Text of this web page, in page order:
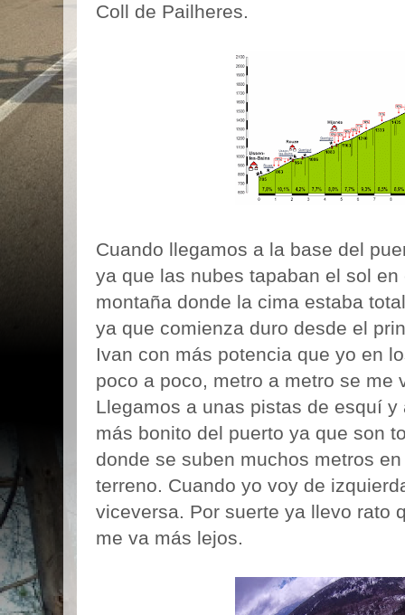
Coll de Pailheres.
Cuando llegamos a la base del
ya que las nubes tapaban el sol
montaña donde la cima estaba
ya que comienza duro desde el
Ivan con más potencia que yo en
poco a poco, metro a metro se me
Llegamos a unas pistas de esquí
más bonito del puerto ya que son
donde se suben muchos metros
terreno. Cuando yo voy de
viceversa. Por suerte ya llevo rato
me va más lejos.